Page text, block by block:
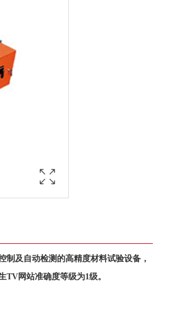
制及自动检测的高精度材料试验设备，
网站准确度等级为1级。